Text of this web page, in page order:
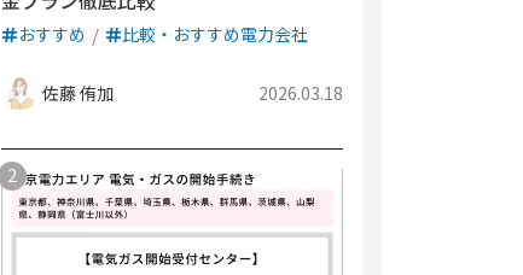
おすすめ 比較・おすすめ電力会社
佐藤 侑加 2026.03.18